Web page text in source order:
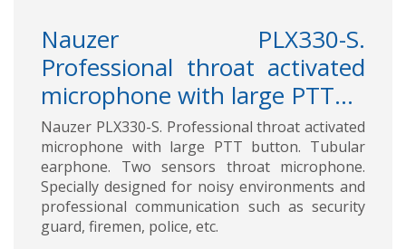
Nauzer PLX330-S.
Professional throat activated
microphone with large PTT...
Nauzer PLX330-S. Professional throat activated
microphone with large PTT button. Tubular
earphone. Two sensors throat microphone.
Specially designed for noisy environments and
professional communication such as security
guard, firemen, police, etc.